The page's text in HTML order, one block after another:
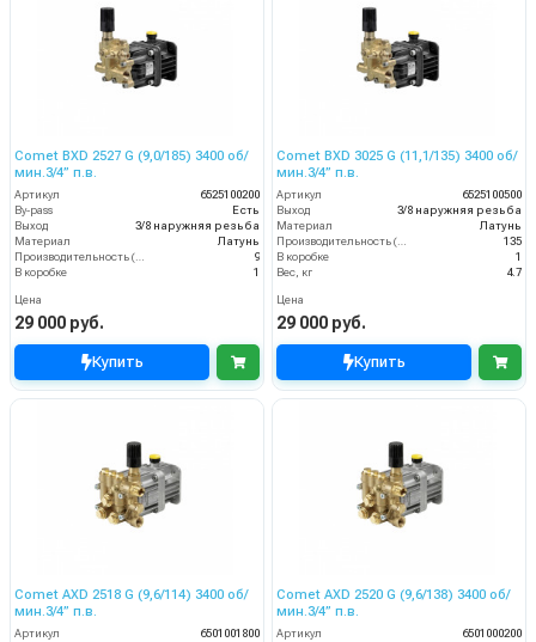
Comet BXD 2527 G (9,0/185) 3400 об/
мин.3/4” п.в.
Артикул
6525100200
By-pass
Есть
Выход
3/8 наружняя резьба
Материал
Латунь
9
В коробке
1
Цена
29 000 руб.
Купить
Comet BXD 3025 G (11,1/135) 3400 об/
мин.3/4” п.в.
Артикул
6525100500
Выход
3/8 наружняя резьба
Материал
Латунь
135
В коробке
1
Вес, кг
4.7
Цена
29 000 руб.
Купить
Comet AXD 2518 G (9,6/114) 3400 об/
мин.3/4” п.в.
Артикул
6501001800
Comet AXD 2520 G (9,6/138) 3400 об/
мин.3/4” п.в.
Артикул
6501000200